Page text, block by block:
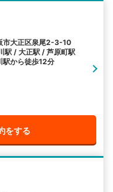
市大正区泉尾2-3-10
駅 / 大正駅 / 芦原町駅
駅から徒歩12分
をする